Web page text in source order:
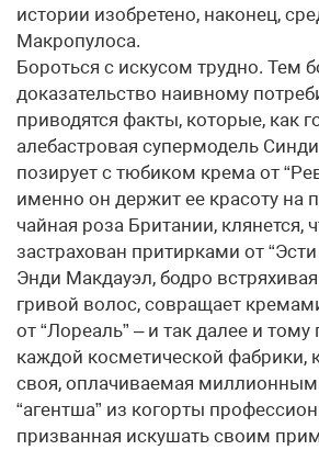
истории изобретено, наконец,
Макропулоса.
Бороться с искусом трудно. Тем
доказательство наивному
приводятся факты, которые, как
алебастровая супермодель
позирует с тюбиком крема от
именно он держит ее красоту на
чайная роза Британии, клянется,
застрахован притирками от
Энди Макдауэл, бодро
гривой волос, совращает
от “Лореаль” – и так далее и тому
каждой косметической фабрики,
своя, оплачиваемая
“агентша” из когорты
призванная искушать своим